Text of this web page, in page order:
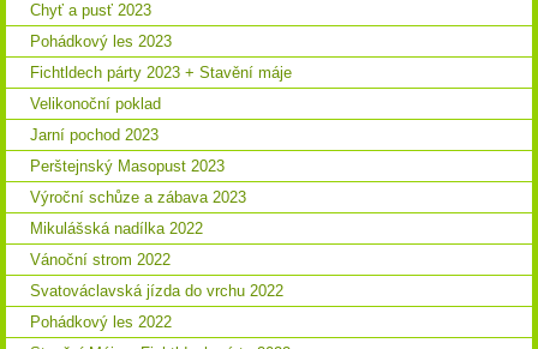
Chyť a pusť 2023
Pohádkový les 2023
Fichtldech párty 2023 + Stavění máje
Velikonoční poklad
Jarní pochod 2023
Perštejnský Masopust 2023
Výroční schůze a zábava 2023
Mikulášská nadílka 2022
Vánoční strom 2022
Svatováclavská jízda do vrchu 2022
Pohádkový les 2022